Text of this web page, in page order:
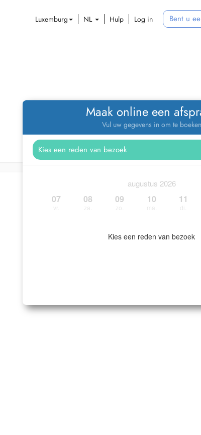
Luxemburg NL Hulp Log in Bent u
Maak online een
Vul uw gegevens in om te boeken
augustus 2026
07 08 09 10 11
Kies een reden van bezoek